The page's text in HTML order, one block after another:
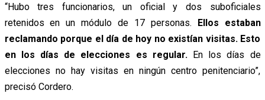
“Hubo tres funcionarios, un oficial y dos suboficiales
retenidos en un módulo de 17 personas. Ellos estaban
reclamando porque el día de hoy no existían visitas. Esto
en los días de elecciones es regular. En los días de
elecciones no hay visitas en ningún centro penitenciario”,
precisó Cordero.